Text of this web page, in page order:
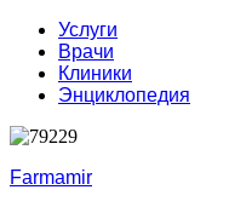
Услуги
Врачи
Клиники
Энциклопедия
Farmamir